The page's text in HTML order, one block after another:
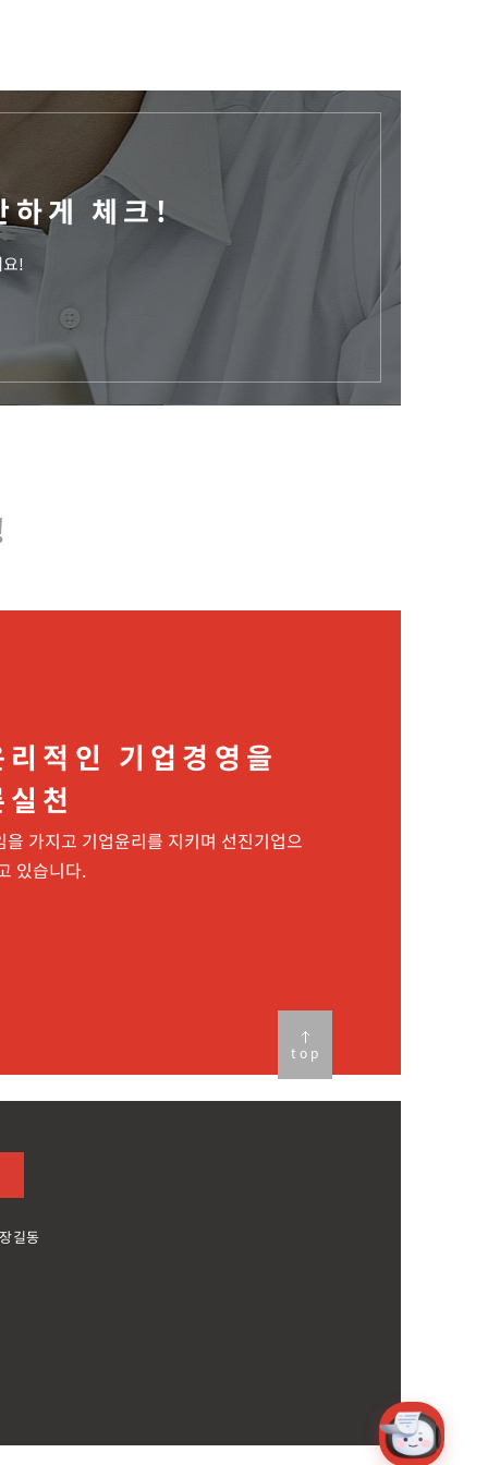
하게 체크!
!
적인 기업경영을
천
가지고 기업윤리를 지키며 선진기업으
있습니다.
top
길동